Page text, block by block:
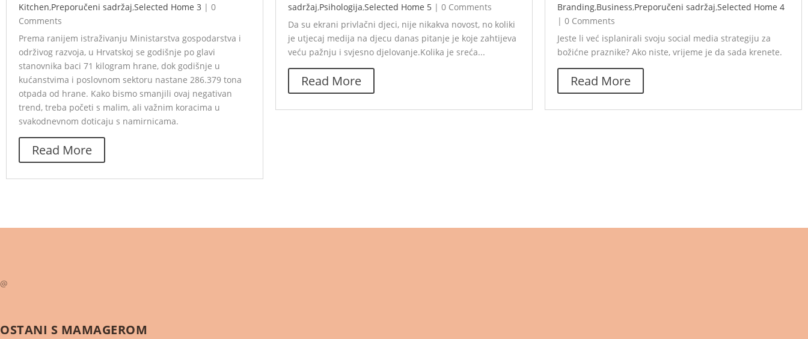
Kitchen,Preporučeni sadržaj,Selected Home 3 | 0
Comments
Prema ranijem istraživanju Ministarstva gospodarstva i
održivog razvoja, u Hrvatskoj se godišnje po glavi
stanovnika baci 71 kilogram hrane, dok godišnje u
kućanstvima i poslovnom sektoru nastane 286.379 tona
otpada od hrane. Kako bismo smanjili ovaj negativan
trend, treba početi s malim, ali važnim koracima u
svakodnevnom doticaju s namirnicama.
Read More
sadržaj,Psihologija,Selected Home 5 | 0 Comments
Da su ekrani privlačni djeci, nije nikakva novost, no koliki
je utjecaj medija na djecu danas pitanje je koje zahtijeva
veću pažnju i svjesno djelovanje.Kolika je sreća...
Read More
Branding,Business,Preporučeni sadržaj,Selected Home 4
| 0 Comments
Jeste li već isplanirali svoju social media strategiju za
božićne praznike? Ako niste, vrijeme je da sada krenete.
Read More
@
OSTANI S MAMAGEROM